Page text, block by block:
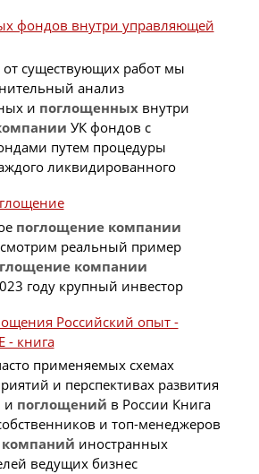
фондов внутри управляющей
существующих работ мы
анализ
и поглощенныхвнутри
УК фондов с
путем процедуры
ликвидированного
поглощение компании
реальный пример
компании
году крупный инвестор
Российский опыт -
- книга
применяемых схемах
и перспективах развития
и поглощений в России Книга
и топ-менеджеров
компаний иностранных
ведущих бизнес